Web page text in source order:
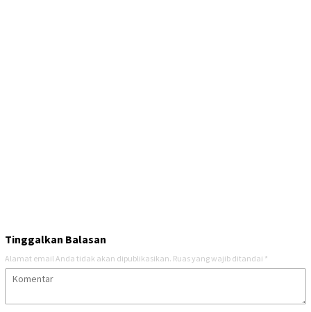
Tinggalkan Balasan
Alamat email Anda tidak akan dipublikasikan. Ruas yang wajib ditandai *